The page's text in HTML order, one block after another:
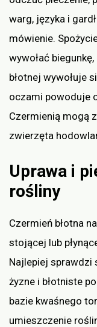
warg, języka i
mówienie.
wywołać
błotnej wywołuje
oczami powoduje
Czermienią mogą
zwierzęta
Uprawa i
rośliny
Czermień błotna
stojącej lub
Najlepiej sprawdzi
żyzne i błotniste
bazie kwaśnego
umieszczenie